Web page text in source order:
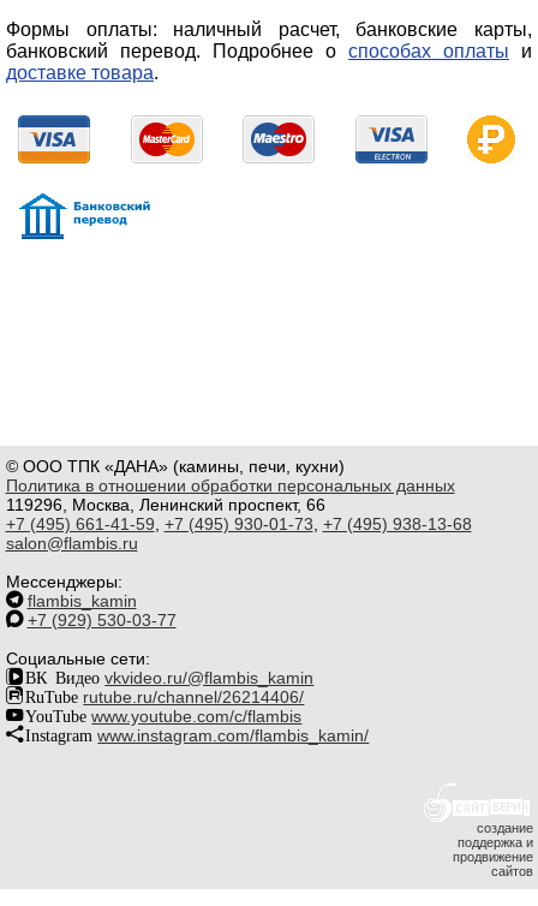
Формы оплаты: наличный расчет, банковские карты,
банковский перевод. Подробнее о способах оплаты и
доставке товара.
© ООО ТПК «ДАНА» (камины, печи, кухни)
Политика в отношении обработки персональных данных
119296, Москва, Ленинский проспект, 66
+7 (495) 661-41-59 +7 (495) 930-01-73 +7 (495) 938-13-68
salon@flambis.ru
Мессенджеры:
flambis_kamin
+7 (929) 530-03-77
Социальные сети:
ВК Видео vkvideo.ru/@flambis_kamin
RuTube rutube.ru/channel/26214406/
YouTube www.youtube.com/c/flambis
Instagram www.instagram.com/flambis_kamin/
создание
поддержка и
продвижение
сайтов